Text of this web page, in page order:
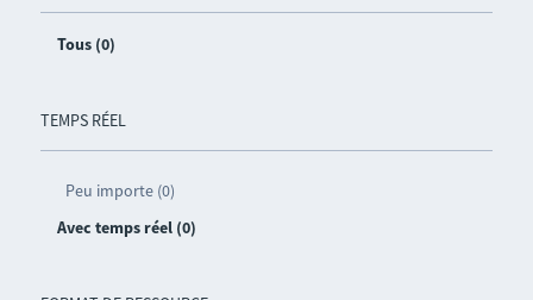
Tous (0)
TEMPS RÉEL
Peu importe (0)
Avec temps réel (0)